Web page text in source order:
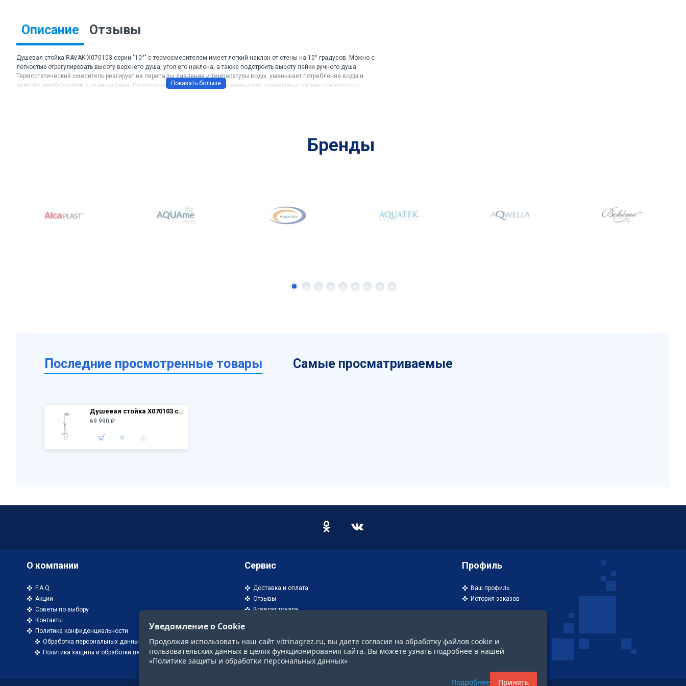
Описание Отзывы
Душевая стойка RAVAK X070103 серии "10°" с термосмесителем имеет легкий наклон от стены на 10° градусов. Можно с
легкостью отрегулировать высоту верхнего душа, угол его наклона, а также подстроить высоту лейки ручного душа.
Термостатический смеситель реагирует на перепады давления и температуры воды, уменьшает потребление воды и
энергии, необходимой для ее нагрева. Регулировка температуры слева уменьшает чрезмерный нагрев поверхности
Бренды
Последние просмотренные товары Самые просматриваемые
Душевая стойка X070103 с термостатическим смесителем и ручным душем TD 091.00/150
69 990 ₽
О компании
F.A.Q.
Акции
Советы по выбору
Контакты
Политика конфиденциальности
Обработка персональных данных
Политика защиты и обработки персональных данных
Сервис
Доставка и оплата
Отзывы
Возврат товара
Профиль
Ваш профиль
История заказов
Уведомление о Cookie
Продолжая использовать наш сайт vitrinagrez.ru, вы даете согласие на обработку файлов cookie и
пользовательских данных в целях функционирования сайта. Вы можете узнать подробнее в нашей
«Политике защиты и обработки персональных данных»
Подробнее Принять